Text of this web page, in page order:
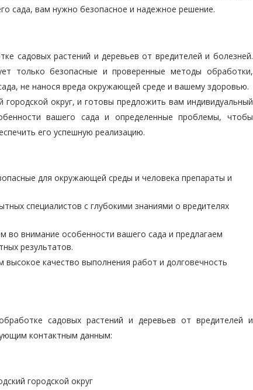
сада, вам нужно безопасное и надежное решение.
садовых растений и деревьев от вредителей и болезней.
только безопасные и проверенные методы обработки,
не нанося вреда окружающей среде и вашему здоровью.
округ, и готовы предложить вам индивидуальный
вашего сада и определенные проблемы, чтобы
его успешную реализацию.
для окружающей среды и человека препараты и
специалистов с глубокими знаниями о вредителях
во внимание особенности вашего сада и предлагаем
результатов.
высокое качество выполнения работ и долговечность
садовых растений и деревьев от вредителей и
контактным данным:
городской округ